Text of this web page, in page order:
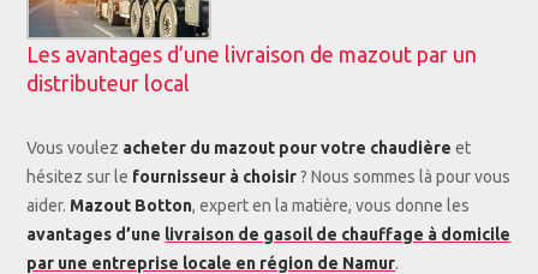
Les avantages d’une livraison de mazout par un
distributeur local
Vous voulez acheter du mazout pour votre chaudière et
hésitez sur le fournisseur à choisir? Nous sommes là pour vous
aider. Mazout Botton, expert en la matière, vous donne les
avantages d’une livraison de gasoil de chauffage à domicile
par une entreprise locale en région de Namur.